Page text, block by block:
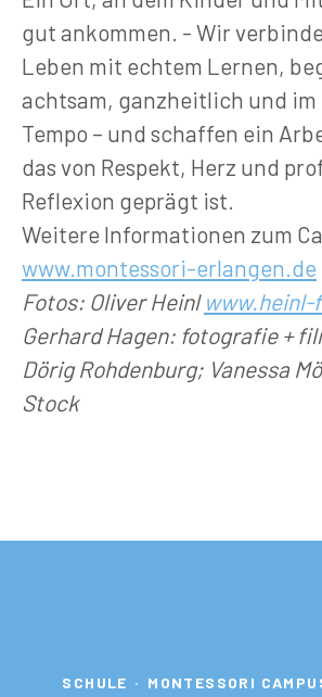
gut ankommen. - Wir
Leben mit echtem Lernen,
achtsam, ganzheitlich und im
Tempo – und schaffen ein
das von Respekt, Herz und
Reflexion geprägt ist.
Weitere Informationen zum
www.montessori-erlangen.de
Fotos: Oliver Heinl
Gerhard Hagen: fotografie +
Dörig Rohdenburg; Vanessa
Stock
SCHULE · MONTESSORI